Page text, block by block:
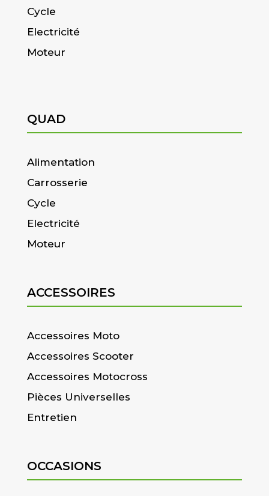
Cycle
Electricité
Moteur
QUAD
Alimentation
Carrosserie
Cycle
Electricité
Moteur
ACCESSOIRES
Accessoires Moto
Accessoires Scooter
Accessoires Motocross
Pièces Universelles
Entretien
OCCASIONS